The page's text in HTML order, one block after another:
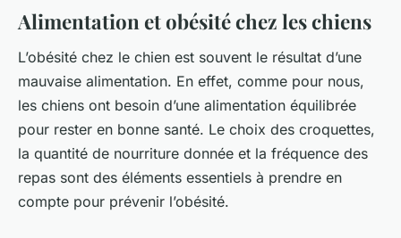
Alimentation et obésité chez les chiens
L’obésité chez le chien est souvent le résultat d’une
mauvaise alimentation. En effet, comme pour nous,
les chiens ont besoin d’une alimentation équilibrée
pour rester en bonne santé. Le choix des croquettes,
la quantité de nourriture donnée et la fréquence des
repas sont des éléments essentiels à prendre en
compte pour prévenir l’obésité.